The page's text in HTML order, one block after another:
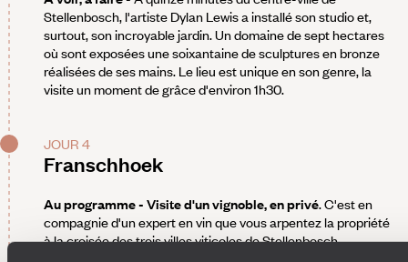
Stellenbosch, l'artiste Dylan Lewis a installé son studio et,
surtout, son incroyable jardin. Un domaine de sept hectares
où sont exposées une soixantaine de sculptures en bronze
réalisées de ses mains. Le lieu est unique en son genre, la
visite un moment de grâce d'environ 1h30.
JOUR 4
Franschhoek
Au programme - Visite d'un vignoble, en privé. C'est en
compagnie d'un expert en vin que vous arpentez la propriété
à la croisée des trois villes viticoles de Stellenbosch,